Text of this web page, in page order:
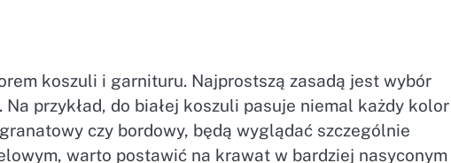
koszuli i garnituru. Najprostszą zasadą jest wybór
przykład, do białej koszuli pasuje niemal każdy kolor
czy bordowy, będą wyglądać szczególnie
warto postawić na krawat w bardziej nasyconym